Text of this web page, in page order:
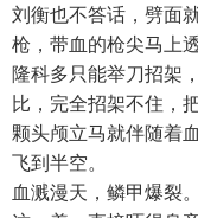
刘衡也不答话，劈面
枪，带血的枪尖马上
隆科多只能举刀招架
比，完全招架不住，
颗头颅立马就伴随着
飞到半空。
血溅漫天，鳞甲爆裂。